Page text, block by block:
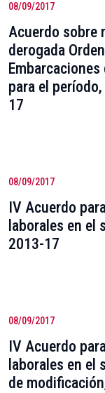
08/09/2017
Acuerdo sobre
derogada
para el
17
08/09/2017
IV Acuerdo
laborales en el
2013-17
08/09/2017
IV Acuerdo
laborales en
de